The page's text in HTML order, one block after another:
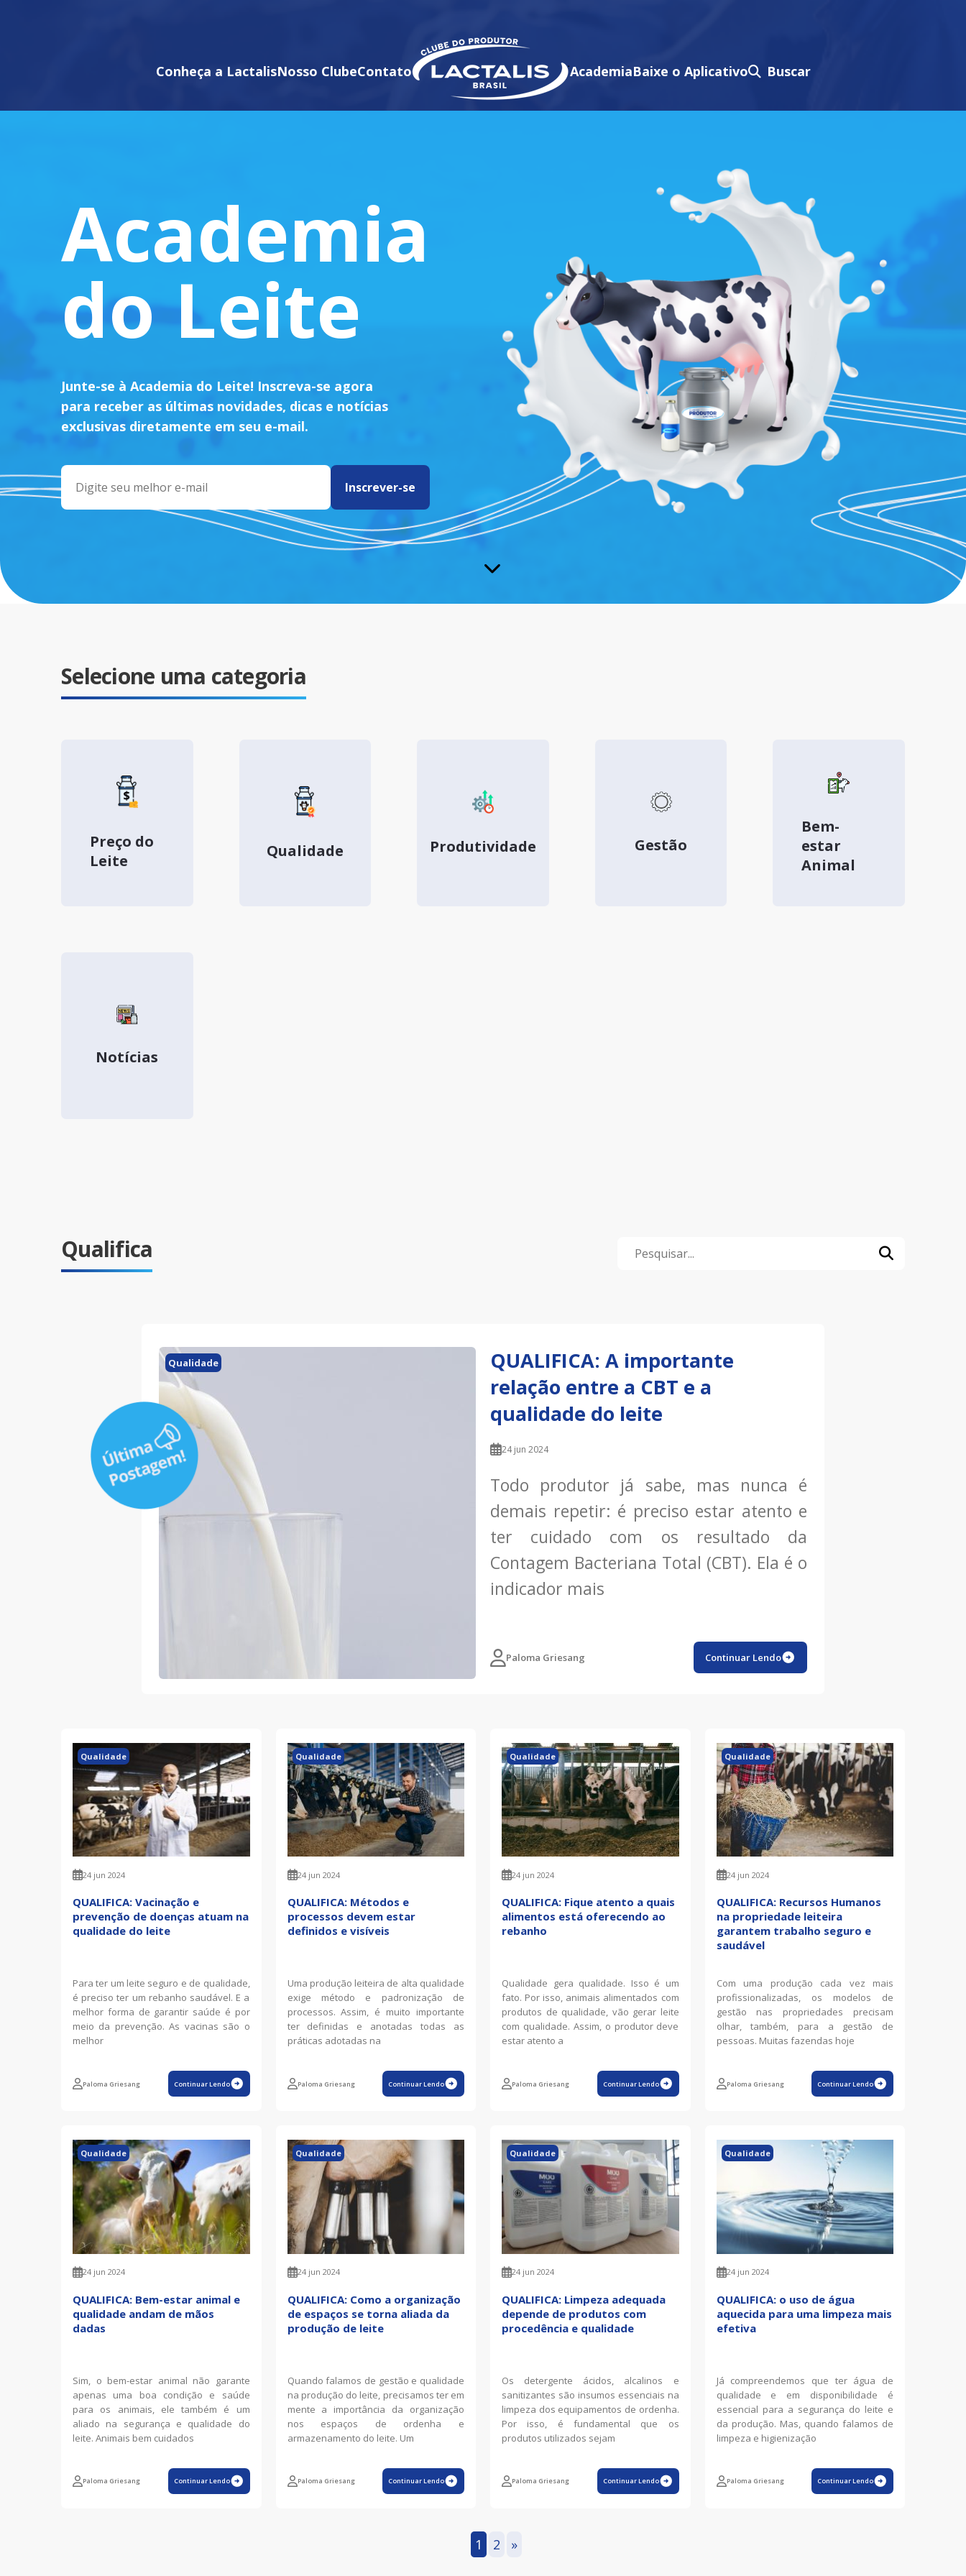
Conheça a LactalisNosso ClubeContato AcademiaBaixe o Aplicativo Buscar
Academia
do Leite
Junte-se à Academia do Leite! Inscreva-se agora
para receber as últimas novidades, dicas e notícias
exclusivas diretamente em seu e-mail.
Selecione uma categoria
Preço do
Leite
Qualidade Produtividade Gestão
Bem-
estar
Animal
Notícias
Qualifica
Qualidade
QUALIFICA: A importante
relação entre a CBT e a
qualidade do leite
24 jun 2024
Todo produtor já sabe, mas nunca é
demais repetir: é preciso estar atento e
ter cuidado com os resultado da
Contagem Bacteriana Total (CBT). Ela é o
indicador mais
Paloma Griesang Continuar Lendo
Qualidade
24 jun 2024
QUALIFICA: Vacinação e
prevenção de doenças atuam na
qualidade do leite
Para ter um leite seguro e de qualidade,
é preciso ter um rebanho saudável. E a
melhor forma de garantir saúde é por
meio da prevenção. As vacinas são o
melhor
Paloma Griesang Continuar Lendo
Qualidade
24 jun 2024
QUALIFICA: Métodos e
processos devem estar
definidos e visíveis
Uma produção leiteira de alta qualidade
exige método e padronização de
processos. Assim, é muito importante
ter definidas e anotadas todas as
práticas adotadas na
Paloma Griesang Continuar Lendo
Qualidade
24 jun 2024
QUALIFICA: Fique atento a quais
alimentos está oferecendo ao
rebanho
Qualidade gera qualidade. Isso é um
fato. Por isso, animais alimentados com
produtos de qualidade, vão gerar leite
com qualidade. Assim, o produtor deve
estar atento a
Paloma Griesang Continuar Lendo
Qualidade
24 jun 2024
QUALIFICA: Recursos Humanos
na propriedade leiteira
garantem trabalho seguro e
saudável
Com uma produção cada vez mais
profissionalizadas, os modelos de
gestão nas propriedades precisam
olhar, também, para a gestão de
pessoas. Muitas fazendas hoje
Paloma Griesang Continuar Lendo
Qualidade
24 jun 2024
QUALIFICA: Bem-estar animal e
qualidade andam de mãos
dadas
Sim, o bem-estar animal não garante
apenas uma boa condição e saúde
para os animais, ele também é um
aliado na segurança e qualidade do
leite. Animais bem cuidados
Paloma Griesang Continuar Lendo
Qualidade
24 jun 2024
QUALIFICA: Como a organização
de espaços se torna aliada da
produção de leite
Quando falamos de gestão e qualidade
na produção do leite, precisamos ter em
mente a importância da organização
nos espaços de ordenha e
armazenamento do leite. Um
Paloma Griesang Continuar Lendo
Qualidade
24 jun 2024
QUALIFICA: Limpeza adequada
depende de produtos com
procedência e qualidade
Os detergente ácidos, alcalinos e
sanitizantes são insumos essenciais na
limpeza dos equipamentos de ordenha.
Por isso, é fundamental que os
produtos utilizados sejam
Paloma Griesang Continuar Lendo
Qualidade
24 jun 2024
QUALIFICA: o uso de água
aquecida para uma limpeza mais
efetiva
Já compreendemos que ter água de
qualidade e em disponibilidade é
essencial para a segurança do leite e
da produção. Mas, quando falamos de
limpeza e higienização
Paloma Griesang Continuar Lendo
1 2 »